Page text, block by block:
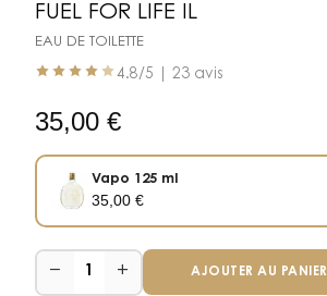
FUEL FOR LIFE IL
EAU DE TOILETTE
4.8/5 | 23 avis
35,00 €
Vapo 125 ml
35,00€
− 1 + AJOUTER AU PANIER